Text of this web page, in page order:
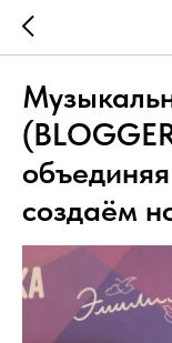
создаём